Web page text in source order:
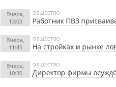
Вчера,
13:03
ОБЩЕСТВО
Работник ПВЗ
Вчера,
11:45
ОБЩЕСТВО
На стройках и рынке
Вчера,
10:30
ОБЩЕСТВО
Директор фирмы